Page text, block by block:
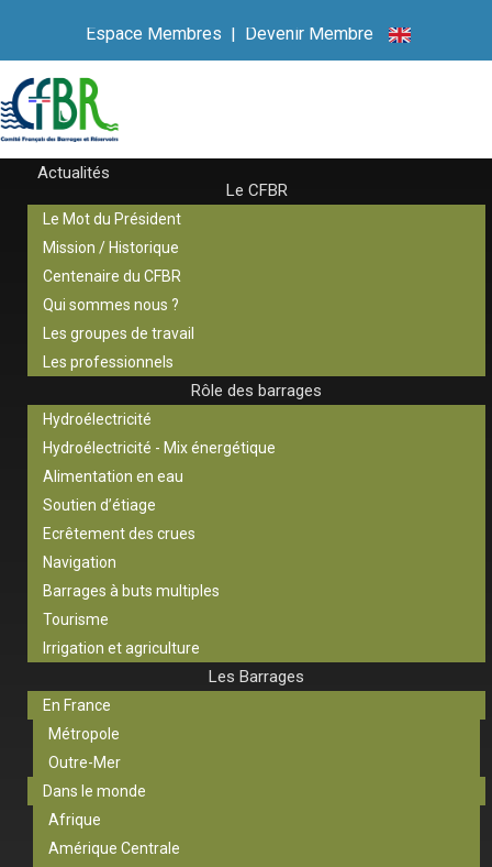
Espace Membres | Devenir Membre
Actualités
Le CFBR
Le Mot du Président
Mission / Historique
Centenaire du CFBR
Qui sommes nous ?
Les groupes de travail
Les professionnels
Rôle des barrages
Hydroélectricité
Hydroélectricité - Mix énergétique
Alimentation en eau
Soutien d’étiage
Ecrêtement des crues
Navigation
Barrages à buts multiples
Tourisme
Irrigation et agriculture
Les Barrages
En France
Métropole
Outre-Mer
Dans le monde
Afrique
Amérique Centrale